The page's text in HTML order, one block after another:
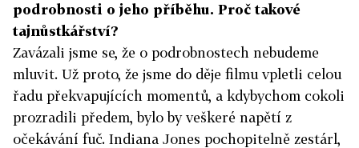
podrobnosti o jeho příběhu. Proč takové
tajnůstkářství?
Zavázali jsme se, že o podrobnostech nebudeme
mluvit. Už proto, že jsme do děje filmu vpletli celou
řadu překvapujících momentů, a kdybychom cokoli
prozradili předem, bylo by veškeré napětí z
očekávání fuč. Indiana Jones pochopitelně zestárl,